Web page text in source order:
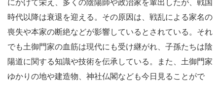
時代以降は衰退を迎える。その原因は、戦乱による家名の
喪失や本家の断絶などが影響しているとされている。それ
でも土御門家の血筋は現代にも受け継がれ、子孫たちは陰
陽道に関する知識や技術を伝承している。また、土御門家
ゆかりの地や建造物、神社仏閣なども今日見ることがで